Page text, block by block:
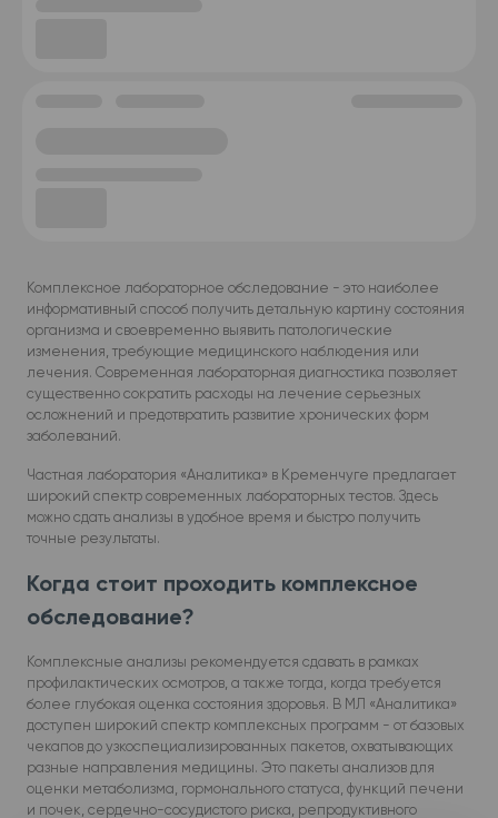
Комплексное лабораторное обследование - это наиболее
информативный способ получить детальную картину состояния
организма и своевременно выявить патологические
изменения, требующие медицинского наблюдения или
лечения. Современная лабораторная диагностика позволяет
существенно сократить расходы на лечение серьезных
осложнений и предотвратить развитие хронических форм
заболеваний.
Частная лаборатория «Аналитика» в Кременчуге предлагает
широкий спектр современных лабораторных тестов. Здесь
можно сдать анализы в удобное время и быстро получить
точные результаты.
Когда стоит проходить комплексное
обследование?
Комплексные анализы рекомендуется сдавать в рамках
профилактических осмотров, а также тогда, когда требуется
более глубокая оценка состояния здоровья. В МЛ «Аналитика»
доступен широкий спектр комплексных программ - от базовых
чекапов до узкоспециализированных пакетов, охватывающих
разные направления медицины. Это пакеты анализов для
оценки метаболизма, гормонального статуса, функций печени
и почек, сердечно-сосудистого риска, репродуктивного